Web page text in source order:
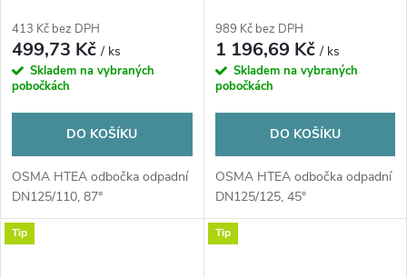
413 Kč bez DPH
499,73 Kč/ ks
Skladem na vybraných
pobočkách
DO KOŠÍKU
OSMA HTEA odbočka odpadní
DN125/110, 87°
989 Kč bez DPH
1 196,69 Kč/ ks
Skladem na vybraných
pobočkách
DO KOŠÍKU
OSMA HTEA odbočka odpadní
DN125/125, 45°
Tip Tip